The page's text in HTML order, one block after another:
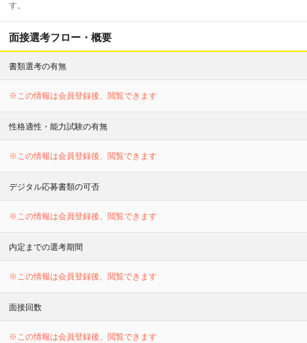
す。
面接選考フロー・概要
書類選考の有無
※この情報は会員登録後、閲覧できます
性格適性・能力試験の有無
※この情報は会員登録後、閲覧できます
デジタル応募書類の可否
※この情報は会員登録後、閲覧できます
内定までの選考期間
※この情報は会員登録後、閲覧できます
面接回数
※この情報は会員登録後、閲覧できます